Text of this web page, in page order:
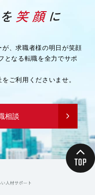
、求職者様の明日が笑顔
となる転職を全力でサポ
ご利用くださいませ。
相談